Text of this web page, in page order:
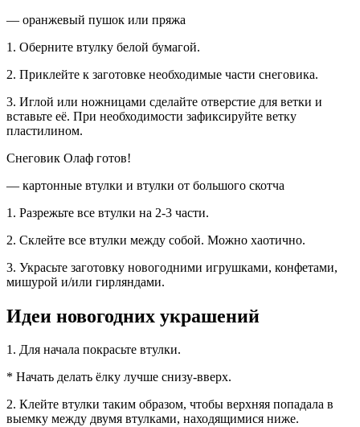
— оранжевый пушок или пряжа
1. Оберните втулку белой бумагой.
2. Приклейте к заготовке необходимые части снеговика.
3. Иглой или ножницами сделайте отверстие для ветки и
вставьте её. При необходимости зафиксируйте ветку
пластилином.
Снеговик Олаф готов!
— картонные втулки и втулки от большого скотча
1. Разрежьте все втулки на 2-3 части.
2. Склейте все втулки между собой. Можно хаотично.
3. Украсьте заготовку новогодними игрушками, конфетами,
мишурой и/или гирляндами.
Идеи новогодних украшений
1. Для начала покрасьте втулки.
* Начать делать ёлку лучше снизу-вверх.
2. Клейте втулки таким образом, чтобы верхняя попадала в
выемку между двумя втулками, находящимися ниже.